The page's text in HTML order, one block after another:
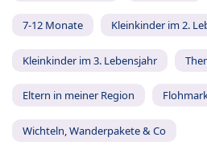
7-12 Monate Kleinkinder im 2.
Kleinkinder im 3. Lebensjahr
Eltern in meiner Region
Wichteln, Wanderpakete & Co